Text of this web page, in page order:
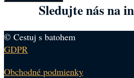
Sledujte nás na
© Cestuj s batohem
GDPR
Obchodné podmienky